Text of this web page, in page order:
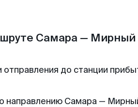
Самара — Мирный
отправления до станции
направлению Самара —